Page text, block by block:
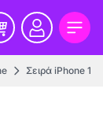
Σειρά iPhone 12